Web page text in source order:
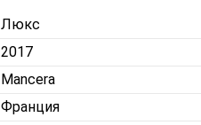
Люкс
2017
Mancera
Франция